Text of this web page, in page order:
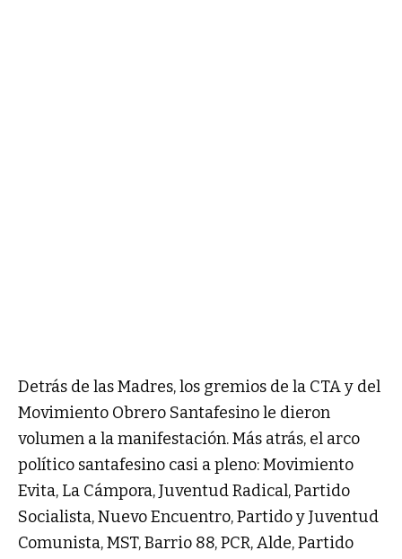
Detrás de las Madres, los gremios de la CTA y del
Movimiento Obrero Santafesino le dieron
volumen a la manifestación. Más atrás, el arco
político santafesino casi a pleno: Movimiento
Evita, La Cámpora, Juventud Radical, Partido
Socialista, Nuevo Encuentro, Partido y Juventud
Comunista, MST, Barrio 88, PCR, Alde, Partido